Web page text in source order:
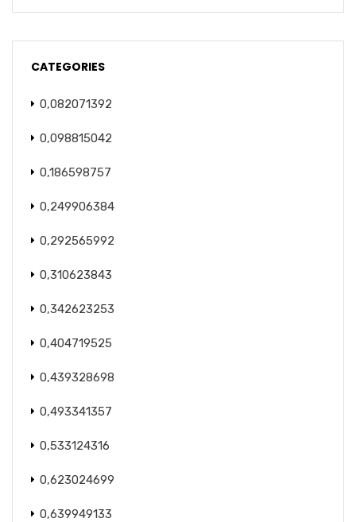
CATEGORIES
0,082071392
0,098815042
0,186598757
0,249906384
0,292565992
0,310623843
0,342623253
0,404719525
0,439328698
0,493341357
0,533124316
0,623024699
0,639949133